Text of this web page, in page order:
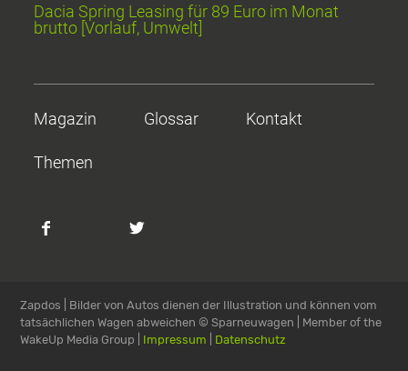
Dacia Spring Leasing für 89 Euro im Monat
brutto [Vorlauf, Umwelt]
Magazin Glossar Kontakt
Themen
Zapdos | Bilder von Autos dienen der Illustration und können vom
tatsächlichen Wagen abweichen© Sparneuwagen | Member of the
WakeUp Media Group | Impressum Datenschutz